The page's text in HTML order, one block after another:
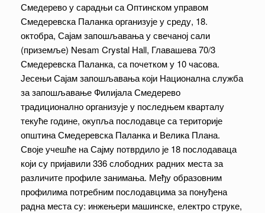
Смедерево у сарадњи са Оптинском управом
Смедеревска Паланка организује у среду, 18.
октобра, Сајам запошљавања у свечаној сали
(приземље) Nesam Crystal Hall, Главашева 70/3
Смедеревска Паланка, са почетком у 10 часова.
Јесењи Сајам запошљавања који Национална служба
за запошљавање Филијала Смедерево
традиционално организује у последњем кварталу
текуће године, окупља послодавце са територије
општина Смедеревска Паланка и Велика Плана.
Своје учешће на Сајму потврдило је 18 послодаваца
који су пријавили 336 слободних радних места за
различите профиле занимања. Међу образовним
профилима потребним послодавцима за понуђена
радна места су: инжењери машинске, електро струке,